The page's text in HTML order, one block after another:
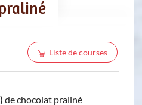
Liste de courses
de chocolat praliné